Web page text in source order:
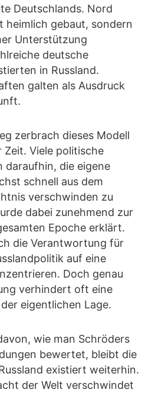
Deutschlands. Nord
heimlich gebaut, sondern
Unterstützung
deutsche
in Russland.
galten als Ausdruck
zerbrach dieses Modell
Viele politische
daraufhin, die eigene
schnell aus dem
verschwinden zu
dabei zunehmend zur
Epoche erklärt.
die Verantwortung für
auf eine
Doch genau
verhindert oft eine
eigentlichen Lage.
wie man Schröders
bewertet, bleibt die
existiert weiterhin.
der Welt verschwindet